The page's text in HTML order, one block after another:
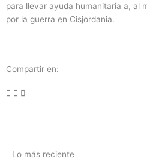
para llevar ayuda humanitaria a, al
por la guerra en Cisjordania.
Compartir en:
Lo más reciente